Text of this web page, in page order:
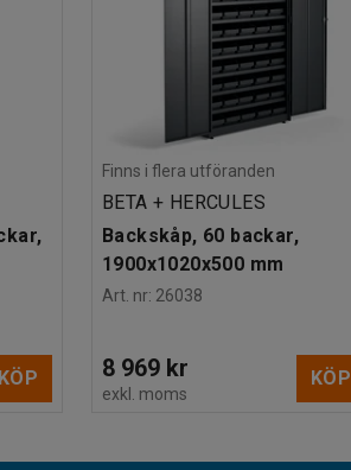
KÖP
Finns i flera utföranden
BETA + HERCULES
Backskåp, 60 backar,
1900x1020x500 mm
Art. nr: 26038
8 969 kr
exkl. moms
KÖP